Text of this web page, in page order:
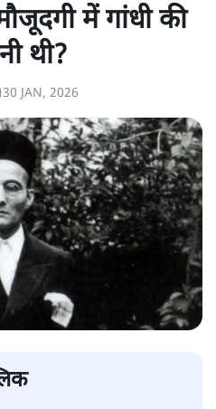
में गांधी की
थी?
30 JAN, 2026